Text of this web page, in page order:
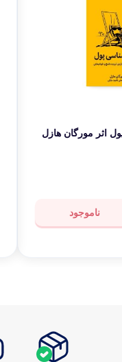
اثر مورگان هازل
ناموجود